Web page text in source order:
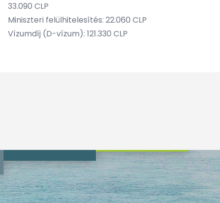
33.090 CLP
Miniszteri felülhitelesítés: 22.060 CLP
Vízumdíj (D-vízum): 121.330 CLP